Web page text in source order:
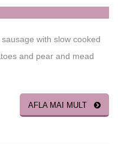
with slow cooked
and pear and mead
AFLA MAI MULT